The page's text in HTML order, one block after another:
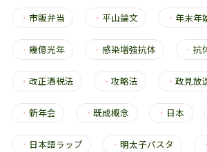
・ 市販弁当 ・平山論文 ・ 年末年
・ 幾億光年 ・感染増強抗体 ・抗
・ 改正酒税法 ・攻略法 ・政見放
・ 新年会 ・既成概念 ・ 日本
・ 日本語ラップ ・明太子パスタ